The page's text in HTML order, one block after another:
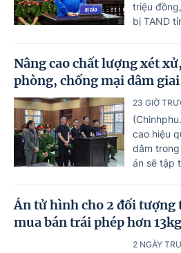
triệu
bị TAND
Nâng cao chất lượng xét
phòng, chống mại dâm
23 GIỜ
cao hiệu
dâm trong
án sẽ tập
Án tử hình cho 2 đối tượng
mua bán trái phép hơn
2 NGÀY